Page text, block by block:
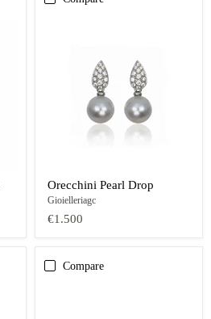
Orecchini Pearl Drop
Gioielleriagc
€1.500
Compare